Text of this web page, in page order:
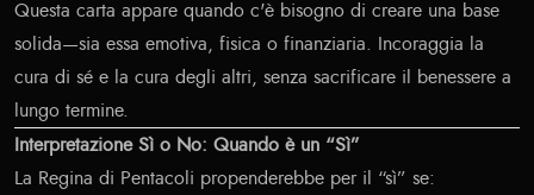
Questa carta appare quando c'è bisogno di creare una base
solida—sia essa emotiva, fisica o finanziaria. Incoraggia la
cura di sé e la cura degli altri, senza sacrificare il benessere a
lungo termine.
Interpretazione Sì o No: Quando è un “Sì”
La Regina di Pentacoli propenderebbe per il “sì” se: